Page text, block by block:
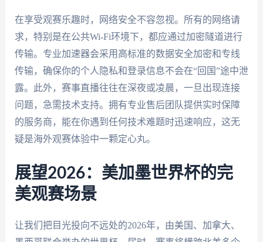
在享受观赛乐趣时，网络安全不容忽视。所有的网络请
求，特别是在公共Wi-Fi环境下，都应通过加密隧道进行
传输。专业加速器会采用高标准的数据安全加密和专线
传输，确保你的个人隐私和登录信息不会在“回国”途中泄
露。此外，赛事直播往往在深夜或凌晨，一旦出现连接
问题，急需技术支持。拥有专业售后团队提供实时保障
的服务商，能在你遇到任何技术难题时迅速响应，这无
疑是海外观赛体验中一颗定心丸。
展望2026：美加墨世界杯的完
美观赛场景
让我们把目光投向不远处的2026年，由美国、加拿大、